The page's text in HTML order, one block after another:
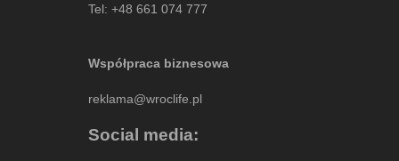
Tel: +48 661 074 777
Współpraca biznesowa
reklama@wroclife.pl
Social media: